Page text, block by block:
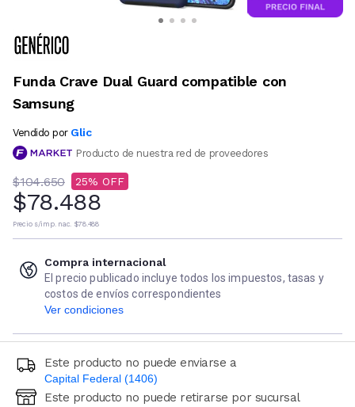
Funda Crave Dual Guard compatible con
Samsung
Vendido por Glic
Producto de nuestra red de proveedores
$104.650 25
$78.488
Precio s/imp. nac. $78.488
Compra internacional
El precio publicado incluye todos los impuestos, tasas y
costos de envíos correspondientes
Ver condiciones
Este producto no puede enviarse a
Capital Federal (1406)
Ingresá código postal (sólo números)
Este producto no puede retirarse por sucursal